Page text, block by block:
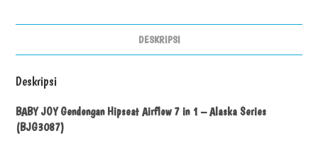
DESKRIPSI
Deskripsi
BABY JOY Gendongan Hipseat Airflow 7 in 1 – Alaska Series
(BJG3087)